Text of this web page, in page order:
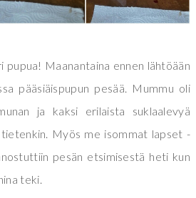
pupua! Maanantaina ennen lähtöään
pääsiäispupun pesää. Mummu oli
ja kaksi erilaista suklaalevyä
Myös me isommat lapset -
pesän etsimisestä heti kun
teki.